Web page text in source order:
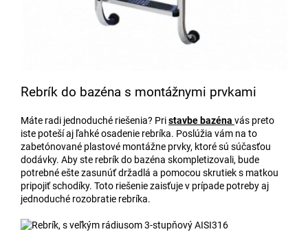
Rebrík do bazéna s montážnymi prvkami
Máte radi jednoduché riešenia? Pristavbe bazéna vás preto
iste poteší aj ľahké osadenie rebríka. Poslúžia vám na to
zabetónované plastové montážne prvky, ktoré sú súčasťou
dodávky. Aby ste rebrík do bazéna skompletizovali, bude
potrebné ešte zasunúť držadlá a pomocou skrutiek s matkou
pripojiť schodíky. Toto riešenie zaisťuje v prípade potreby aj
jednoduché rozobratie rebríka.